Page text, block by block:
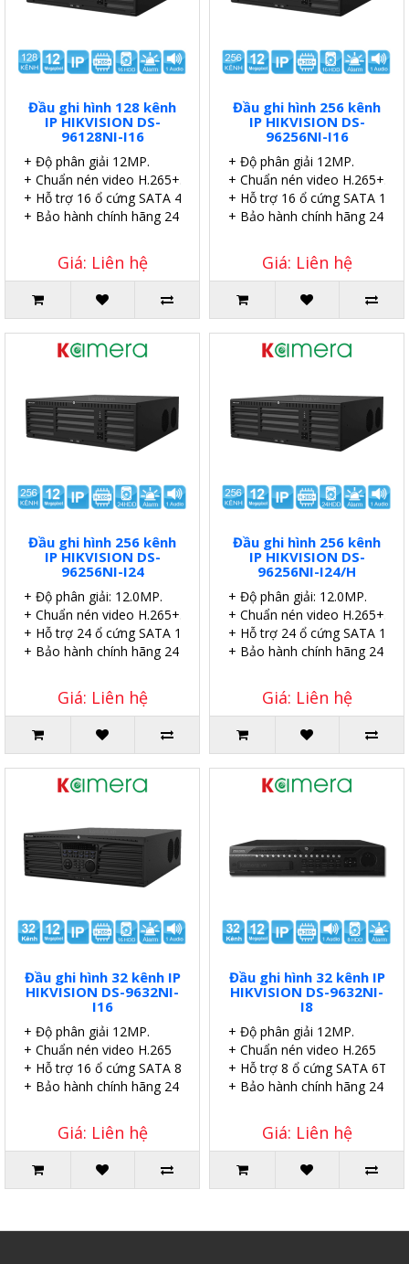
Đầu ghi hình 128 kênh
IP HIKVISION DS-
96128NI-I16
+ Độ phân giải 12MP.
+ Chuẩn nén video H.265+.
+ Hỗ trợ 16 ổ cứng SATA 4TB.
+ Bảo hành chính hãng 24 tháng.
Giá: Liên hệ
Đầu ghi hình 256 kênh
IP HIKVISION DS-
96256NI-I16
+ Độ phân giải 12MP.
+ Chuẩn nén video H.265+.
+ Hỗ trợ 16 ổ cứng SATA
+ Bảo hành chính hãng 24
Giá: Liên hệ
Đầu ghi hình 256 kênh
IP HIKVISION DS-
96256NI-I24
+ Độ phân giải: 12.0MP.
+ Chuẩn nén video H.265+.
+ Hỗ trợ 24 ổ cứng SATA 10TB.
+ Bảo hành chính hãng 24 tháng.
Giá: Liên hệ
Đầu ghi hình 256 kênh
IP HIKVISION DS-
96256NI-I24/H
+ Độ phân giải: 12.0MP.
+ Chuẩn nén video H.265+.
+ Hỗ trợ 24 ổ cứng SATA
+ Bảo hành chính hãng 24
Giá: Liên hệ
Đầu ghi hình 32 kênh IP
HIKVISION DS-9632NI-
I16
+ Độ phân giải 12MP.
+ Chuẩn nén video H.265
+ Hỗ trợ 16 ổ cứng SATA 8TB.
+ Bảo hành chính hãng 24 tháng.
Giá: Liên hệ
Đầu ghi hình 32 kênh IP
HIKVISION DS-9632NI-
I8
+ Độ phân giải 12MP.
+ Chuẩn nén video H.265
+ Hỗ trợ 8 ổ cứng SATA 6TB.
+ Bảo hành chính hãng 24
Giá: Liên hệ